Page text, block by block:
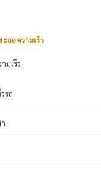
ลอความเร็ว
มเร็ว
รถ